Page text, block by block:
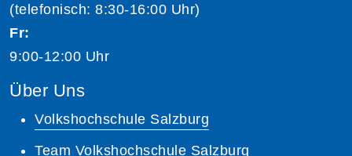
(telefonisch: 8:30-16:00 Uhr)
Fr:
9:00-12:00 Uhr
Über Uns
Volkshochschule Salzburg
Team Volkshochschule Salzburg